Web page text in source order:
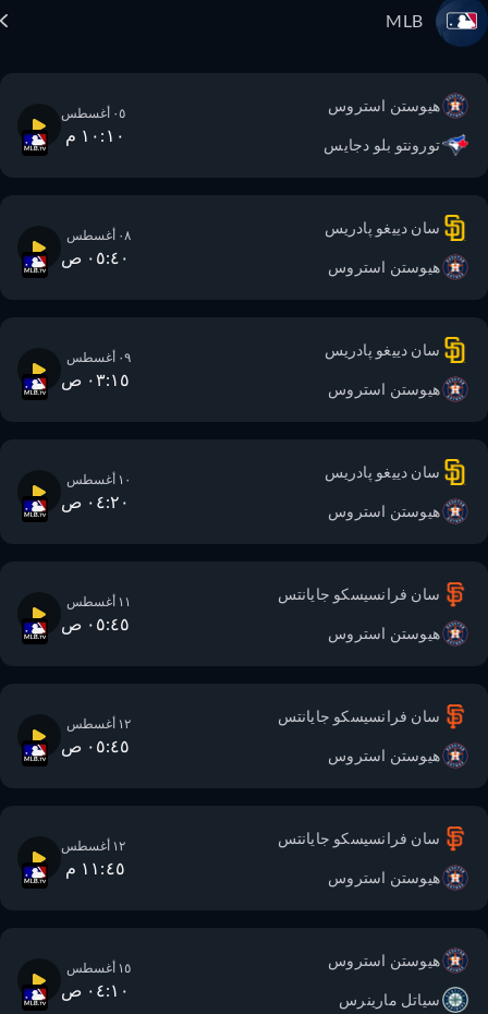
MLB
هيوستن استروس
تورونتو بلو دجايس ١٠:١٠ م
سان دييغو پادريس
هيوستن استروس ٠٥:٤٠ ص
سان دييغو پادريس
هيوستن استروس ٠٣:١٥ ص
سان دييغو پادريس
هيوستن استروس ٠٤:٢٠ ص
سان فرانسيسكو جايانتس
هيوستن استروس ٠٥:٤٥ ص
سان فرانسيسكو جايانتس
هيوستن استروس ٠٥:٤٥ ص
سان فرانسيسكو جايانتس
هيوستن استروس ١١:٤٥ م
هيوستن استروس
سياتل مارينرس ٠٤:١٠ ص